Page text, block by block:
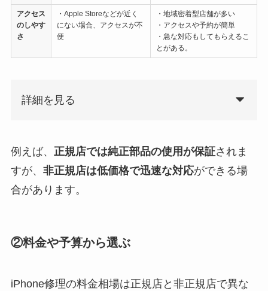
アクセス
のしやす
さ
・Apple Storeなどが近く
にない場合、アクセスが不
便
・地域密着型店舗が多い
・アクセスや予約が簡単
・急な対応もしてもらえるこ
とがある。
詳細を見る
例えば、 正規店では純正部品の使用が保証されま
すが、 非正規店は低価格で迅速な対応ができる場
合があります。
②料金や予算から選ぶ
iPhone修理の料金相場は正規店と非正規店で異な